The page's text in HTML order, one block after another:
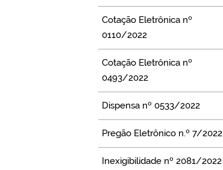
Cotação Eletrônica nº
0110/2022
Cotação Eletrônica nº
0493/2022
Dispensa nº 0533/2022
Pregão Eletrônico n.º 7/2022
Inexigibilidade nº 2081/2022